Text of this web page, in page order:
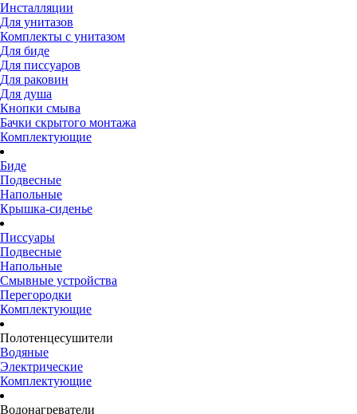
Инсталляции
Для унитазов
Комплекты с унитазом
Для биде
Для писсуаров
Для раковин
Для душа
Кнопки смыва
Бачки скрытого монтажа
Комплектующие
Биде
Подвесные
Напольные
Крышка-сиденье
Писсуары
Подвесные
Напольные
Смывные устройства
Перегородки
Комплектующие
Полотенцесушители
Водяные
Электрические
Комплектующие
Водонагреватели